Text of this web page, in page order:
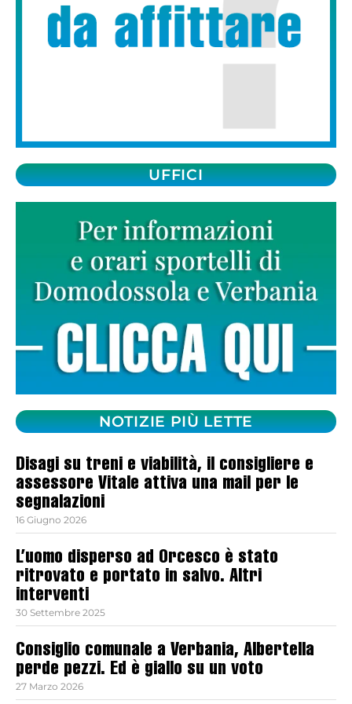
UFFICI
NOTIZIE PIÙ LETTE
Disagi su treni e viabilità, il consigliere e
assessore Vitale attiva una mail per le
segnalazioni
16 Giugno 2026
L’uomo disperso ad Orcesco è stato
ritrovato e portato in salvo. Altri
interventi
30 Settembre 2025
Consiglio comunale a Verbania, Albertella
perde pezzi. Ed è giallo su un voto
27 Marzo 2026